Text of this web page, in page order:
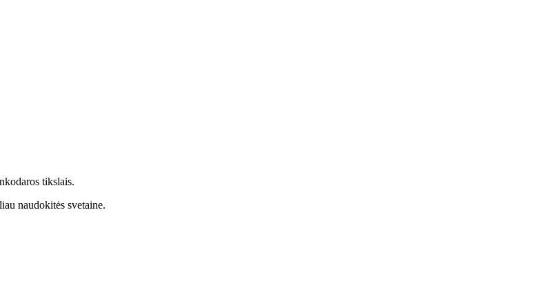
tikslais.
naudokitės svetaine.